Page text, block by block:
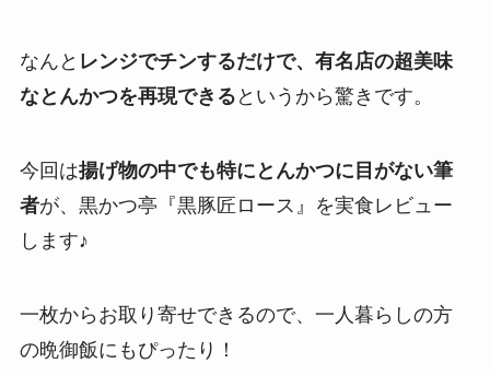
なんと レンジでチンするだけで、有名店の超美味
なとんかつを再現できる というから驚きです。
今回は揚げ物の中でも特にとんかつに目がない筆
者が、黒かつ亭『黒豚匠ロース』を実食レビュー
します♪
一枚からお取り寄せできるので、一人暮らしの方
の晩御飯にもぴったり！